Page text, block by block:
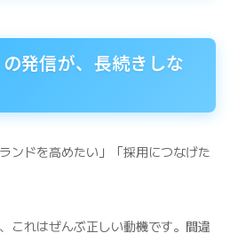
の発信が、長続きしな
ンドを高めたい」「採用につなげた
これはぜんぶ正しい動機です。間違